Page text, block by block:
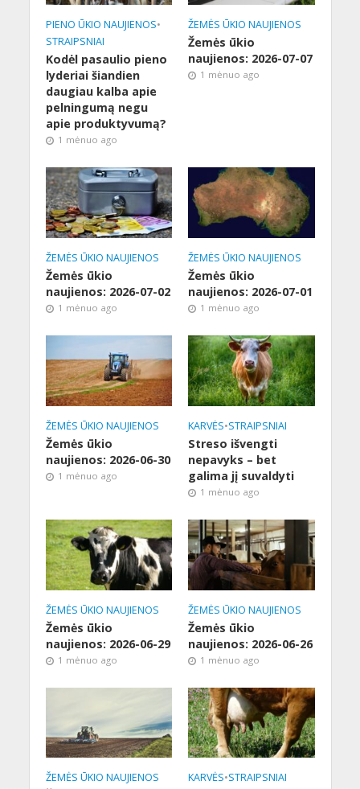
PIENO ŪKIO NAUJIENOS•
STRAIPSNIAI
Kodėl pasaulio pieno
lyderiai šiandien
daugiau kalba apie
pelningumą negu
apie produktyvumą?
1 mėnuo ago
ŽEMĖS ŪKIO NAUJIENOS
Žemės ūkio
naujienos: 2026-07-07
1 mėnuo ago
ŽEMĖS ŪKIO NAUJIENOS
Žemės ūkio
naujienos: 2026-07-02
1 mėnuo ago
ŽEMĖS ŪKIO NAUJIENOS
Žemės ūkio
naujienos: 2026-07-01
1 mėnuo ago
ŽEMĖS ŪKIO NAUJIENOS
Žemės ūkio
naujienos: 2026-06-30
1 mėnuo ago
KARVĖS•STRAIPSNIAI
Streso išvengti
nepavyks – bet
galima jį suvaldyti
1 mėnuo ago
ŽEMĖS ŪKIO NAUJIENOS
Žemės ūkio
naujienos: 2026-06-29
1 mėnuo ago
ŽEMĖS ŪKIO NAUJIENOS
Žemės ūkio
naujienos: 2026-06-26
1 mėnuo ago
ŽEMĖS ŪKIO NAUJIENOS KARVĖS•STRAIPSNIAI